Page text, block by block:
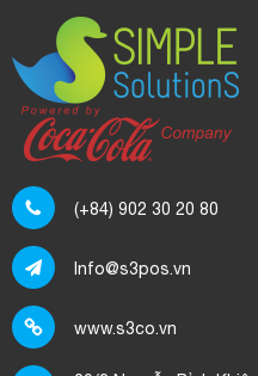
(+84) 902 30 20 80
Info@s3pos.vn
www.s3co.vn